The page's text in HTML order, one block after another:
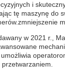
i
tę maszynę do
w 2021 r.,